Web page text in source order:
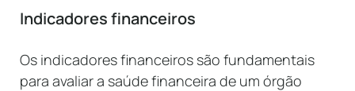
Indicadores financeiros
Os indicadores financeiros são fundamentais
para avaliar a saúde financeira de um órgão